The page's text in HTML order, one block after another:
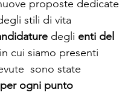
proposte dedicate
stili di vita
degli enti del
cui siamo presenti
sono state
ogni punto